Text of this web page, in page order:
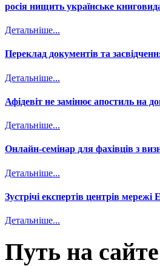
росія нищить українське
Детальніше...
Переклад документів та
Детальніше...
Афідевіт не замінює апостиль на
Детальніше...
Онлайн-семінар для фахівців з
Детальніше...
Зустрічі експертів центрів
Детальніше...
Путь на сайте